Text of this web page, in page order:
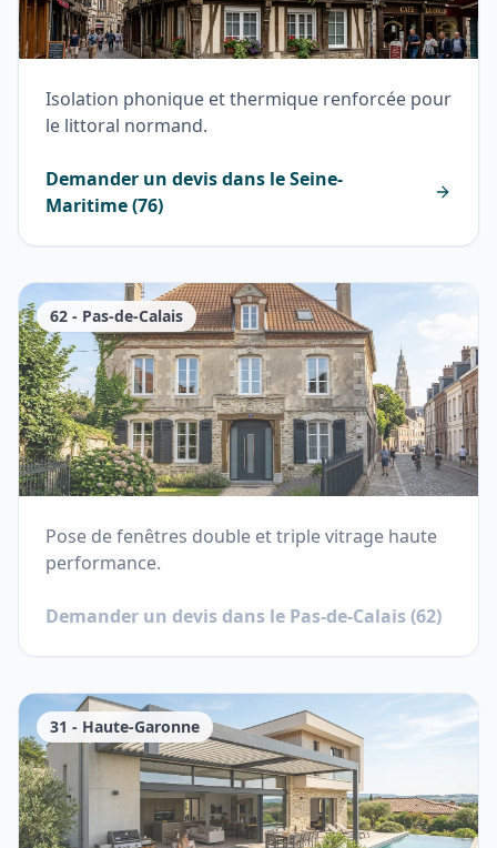
Isolation phonique et thermique renforcée pour
le littoral normand.
Demander un devis dans leSeine-
Maritime(76)
62 - Pas-de-Calais
Pose de fenêtres double et triple vitrage haute
performance.
Demander un devis dans le Pas-de-Calais(62)
31 - Haute-Garonne